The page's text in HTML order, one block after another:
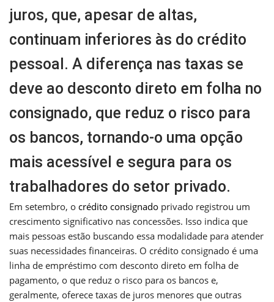
juros, que, apesar de altas,
continuam inferiores às do crédito
pessoal. A diferença nas taxas se
deve ao desconto direto em folha no
consignado, que reduz o risco para
os bancos, tornando-o uma opção
mais acessível e segura para os
trabalhadores do setor privado.
Em setembro, o crédito consignado privado registrou um
crescimento significativo nas concessões. Isso indica que
mais pessoas estão buscando essa modalidade para atender
suas necessidades financeiras. O crédito consignado é uma
linha de empréstimo com desconto direto em folha de
pagamento, o que reduz o risco para os bancos e,
geralmente, oferece taxas de juros menores que outras